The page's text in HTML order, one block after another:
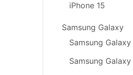
iPhone 15
Samsung Galaxy
Samsung
Samsung